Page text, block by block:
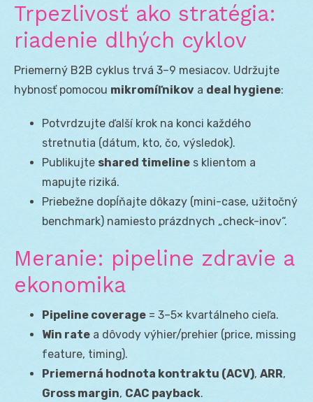
Trpezlivosť ako stratégia:
riadenie dlhých cyklov
Priemerný B2B cyklus trvá 3–9 mesiacov. Udržujte
hybnosť pomocou mikromíľnikov a deal hygiene:
Potvrdzujte ďalší krok na konci každého
stretnutia (dátum, kto, čo, výsledok).
Publikujte shared timeline s klientom a
mapujte riziká.
Priebežne dopĺňajte dôkazy (mini-case, užitočný
benchmark) namiesto prázdnych „check-inov“.
Meranie: pipeline zdravie a
ekonomika
Pipeline coverage = 3–5× kvartálneho cieľa.
Win rate a dôvody výhier/prehier (price, missing
feature, timing).
Priemerná hodnota kontraktu (ACV), ARR,
Gross margin, CAC payback.